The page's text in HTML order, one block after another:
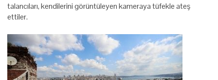
talancıları, kendilerini görüntüleyen kameraya tüfekle ateş
ettiler.